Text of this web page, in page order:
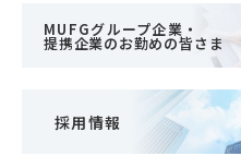
MUFGグループ企業・
提携企業のお勤めの皆さま
採用情報